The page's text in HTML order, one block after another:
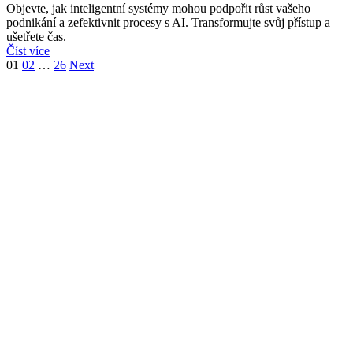
Objevte, jak inteligentní systémy mohou podpořit růst vašeho
podnikání a zefektivnit procesy s AI. Transformujte svůj přístup a
ušetřete čas.
Číst více
01 02 … 26 Next